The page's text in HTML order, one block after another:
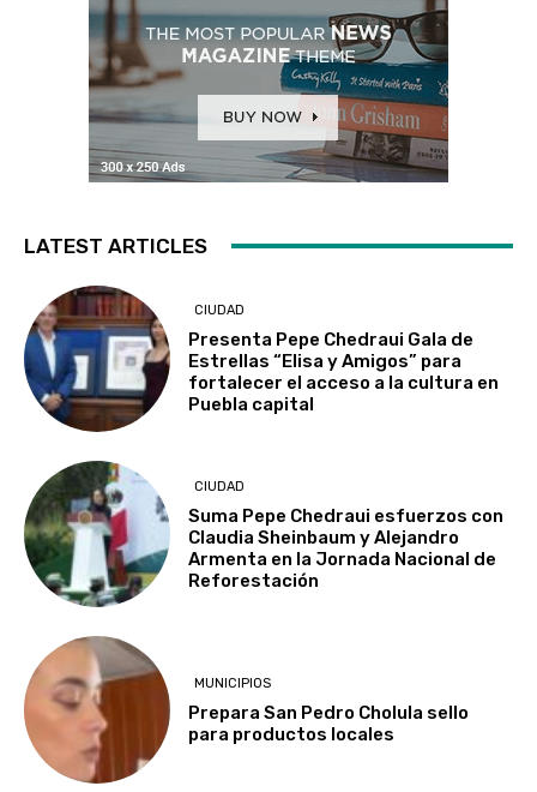
LATEST ARTICLES
CIUDAD
Presenta Pepe Chedraui Gala de
Estrellas “Elisa y Amigos” para
fortalecer el acceso a la cultura en
Puebla capital
CIUDAD
Suma Pepe Chedraui esfuerzos con
Claudia Sheinbaum y Alejandro
Armenta en la Jornada Nacional de
Reforestación
MUNICIPIOS
Prepara San Pedro Cholula sello
para productos locales